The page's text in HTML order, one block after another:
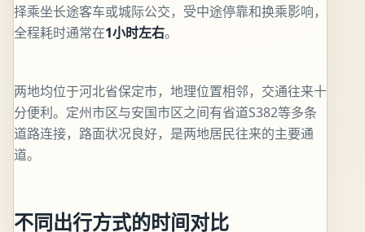
择乘坐长途客车或城际公交，受中途停靠和换乘影响，
全程耗时通常在1小时左右。
两地均位于河北省保定市，地理位置相邻，交通往来十
分便利。定州市区与安国市区之间有省道S382等多条
道路连接，路面状况良好，是两地居民往来的主要通
道。
不同出行方式的时间对比